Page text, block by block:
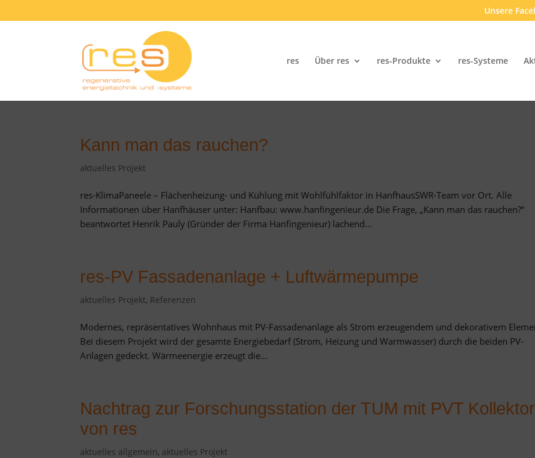
Unsere
res Über res res-Produkte res-Systeme
Kann man das rauchen?
aktuelles Projekt
res-KlimaPaneele – Flächenheizung- und Kühlung mit Wohlfühlfaktor in HanfhausSWR-Team vor Ort. Alle
Informationen über Hanfhäuser unter: Hanfbau: www.hanfingenieur.de Die Frage, „Kann man das rauchen?“
beantwortet Henrik Pauly (Gründer der Firma Hanfingenieur) lachend...
res-PV Fassadenanlage + Luftwärmepumpe
aktuelles Projekt, Referenzen
Modernes, repräsentatives Wohnhaus mit PV-Fassadenanlage als Strom erzeugendem und dekorativem
Bei diesem Projekt wird der gesamte Energiebedarf (Strom, Heizung und Warmwasser) durch die beiden PV-
Anlagen gedeckt. Wärmeenergie erzeugt die...
Nachtrag zur Forschungsstation der TUM mit PVT
von res
aktuelles allgemein, aktuelles Projekt